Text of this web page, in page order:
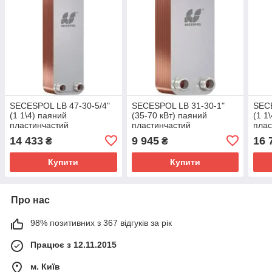
SECESPOL LB 47-30-5/4"
(1 1\4) паяний
пластинчастий
14 433 ₴
Купити
SECESPOL LB 31-30-1"
(35-70 кВт) паяний
пластинчастий
9 945₴
Купити
(1
16
Про нас
98% позитивних з 367 відгуків за рік
Працює з 12.11.2015
м. Київ